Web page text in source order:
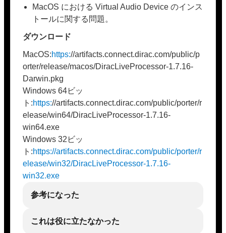
MacOS における Virtual Audio Device のインス
トールに関する問題。
ダウンロード
MacOS:https://artifacts.connect.dirac.com/public/p
orter/release/macos/DiracLiveProcessor-1.7.16-
Darwin.pkg
Windows 64ビッ
ト:https://artifacts.connect.dirac.com/public/porter/r
elease/win64/DiracLiveProcessor-1.7.16-
win64.exe
Windows 32ビッ
ト:https://artifacts.connect.dirac.com/public/porter/r
elease/win32/DiracLiveProcessor-1.7.16-
win32.exe
参考になった
これは役に立たなかった